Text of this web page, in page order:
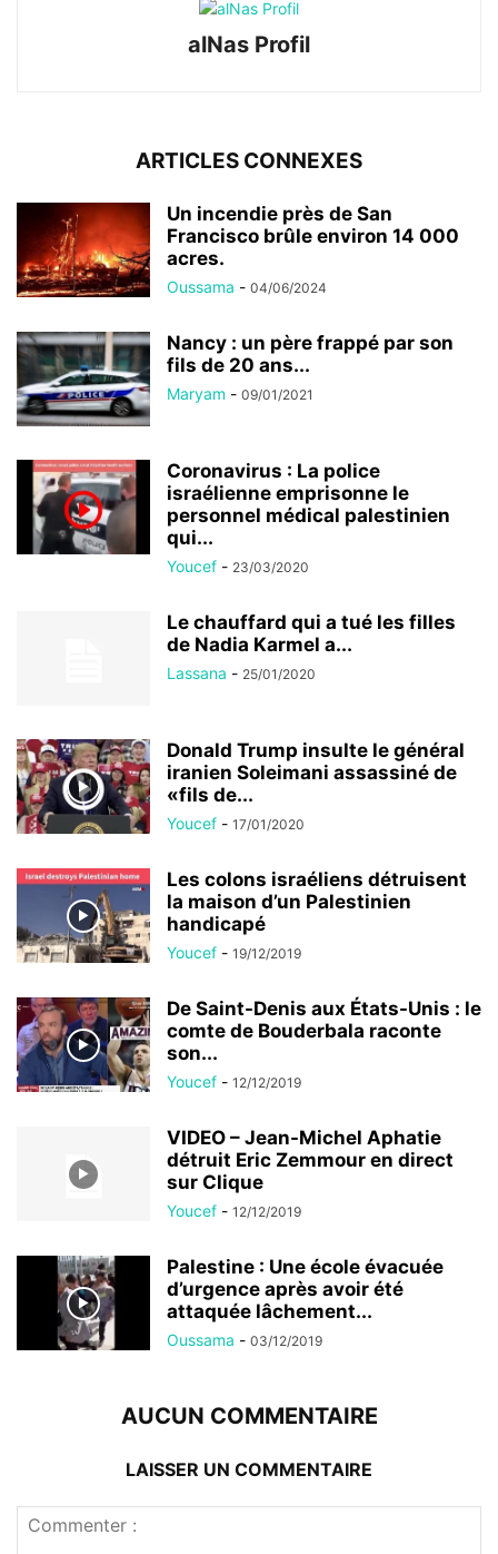
alNas Profil
ARTICLES CONNEXES
Un incendie près de San
Francisco brûle environ 14 000
acres.
Oussama - 04/06/2024
Nancy : un père frappé par son
fils de 20 ans...
Maryam - 09/01/2021
Coronavirus : La police
israélienne emprisonne le
personnel médical palestinien
qui...
Youcef - 23/03/2020
Le chauffard qui a tué les filles
de Nadia Karmel a...
Lassana - 25/01/2020
Donald Trump insulte le général
iranien Soleimani assassiné de
«fils de...
Youcef - 17/01/2020
Les colons israéliens détruisent
la maison d’un Palestinien
handicapé
Youcef - 19/12/2019
De Saint-Denis aux États-Unis : le
comte de Bouderbala raconte
son...
Youcef - 12/12/2019
VIDEO – Jean-Michel Aphatie
détruit Eric Zemmour en direct
sur Clique
Youcef - 12/12/2019
Palestine : Une école évacuée
d’urgence après avoir été
attaquée lâchement...
Oussama - 03/12/2019
AUCUN COMMENTAIRE
LAISSER UN COMMENTAIRE